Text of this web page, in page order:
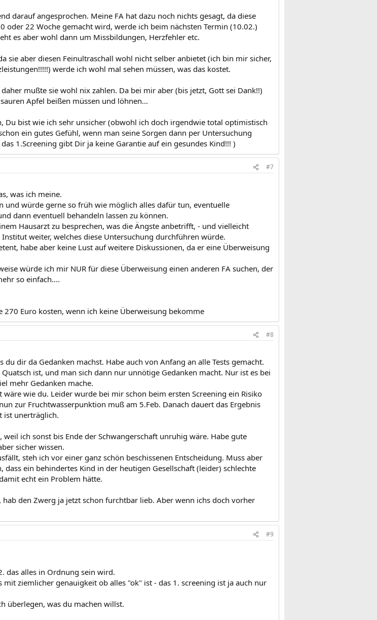
darauf angesprochen. Meine FA hat dazu noch nichts gesagt, da diese
oder 22 Woche gemacht wird, werde ich beim nächsten Termin (10.02.)
es aber wohl dann um Missbildungen, Herzfehler etc.
sie aber diesen Feinultraschall wohl nicht selber anbietet (ich bin mir sicher,
werde ich wohl mal sehen müssen, was das kostet.
mußte sie wohl nix zahlen. Da bei mir aber (bis jetzt, Gott sei Dank!!)
Apfel beißen müssen und löhnen...
Du bist wie ich sehr unsicher (obwohl ich doch irgendwie total optimistisch
ein gutes Gefühl, wenn man seine Sorgen dann per Untersuchung
1.Screening gibt Dir ja keine Garantie auf ein gesundes Kind!!! )
#7
was ich meine.
und würde gerne so früh wie möglich alles dafür tun, eventuelle
dann eventuell behandeln lassen zu können.
Hausarzt zu besprechen, was die Ängste anbetrifft, - und vielleicht
weiter, welches diese Untersuchung durchführen würde.
habe aber keine Lust auf weitere Diskussionen, da er eine Überweisung
würde ich mir NUR für diese Überweisung einen anderen FA suchen, der
so einfach....
Euro kosten, wenn ich keine Überweisung bekomme
#8
du dir da Gedanken machst. Habe auch von Anfang an alle Tests gemacht.
ist, und man sich dann nur unnötige Gedanken macht. Nur ist es bei
mehr Gedanken mache.
wie du. Leider wurde bei mir schon beim ersten Screening ein Risiko
zur Fruchtwasserpunktion muß am 5.Feb. Danach dauert das Ergebnis
ist unerträglich.
ich sonst bis Ende der Schwangerschaft unruhig wäre. Habe gute
sicher wissen.
steh ich vor einer ganz schön beschissenen Entscheidung. Muss aber
dass ein behindertes Kind in der heutigen Gesellschaft (leider) schlechte
echt ein Problem hätte.
den Zwerg ja jetzt schon furchtbar lieb. Aber wenn ichs doch vorher
#9
das alles in Ordnung sein wird.
ziemlicher genauigkeit ob alles "ok" ist - das 1. screening ist ja auch nur
überlegen, was du machen willst.